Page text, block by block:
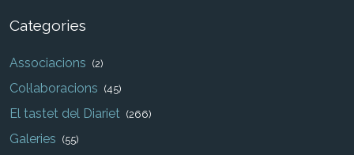
Categories
Associacions (2)
Col·laboracions (45)
El tastet del Diariet (266)
Galeries (55)